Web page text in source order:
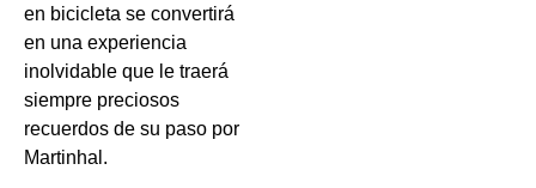
en bicicleta se convertirá
en una experiencia
inolvidable que le traerá
siempre preciosos
recuerdos de su paso por
Martinhal.